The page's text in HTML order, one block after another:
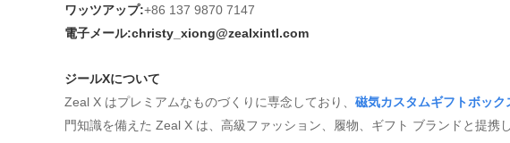
ワッツアップ:+86 137 9870 7147
電子メール:christy_xiong@zealxintl.com
ジールXについて
Zeal X はプレミアムなものづくりに専念しており、 磁気カスタムギフトボック
門知識を備えた Zeal X は、高級ファッション、履物、ギフト ブランドと提携